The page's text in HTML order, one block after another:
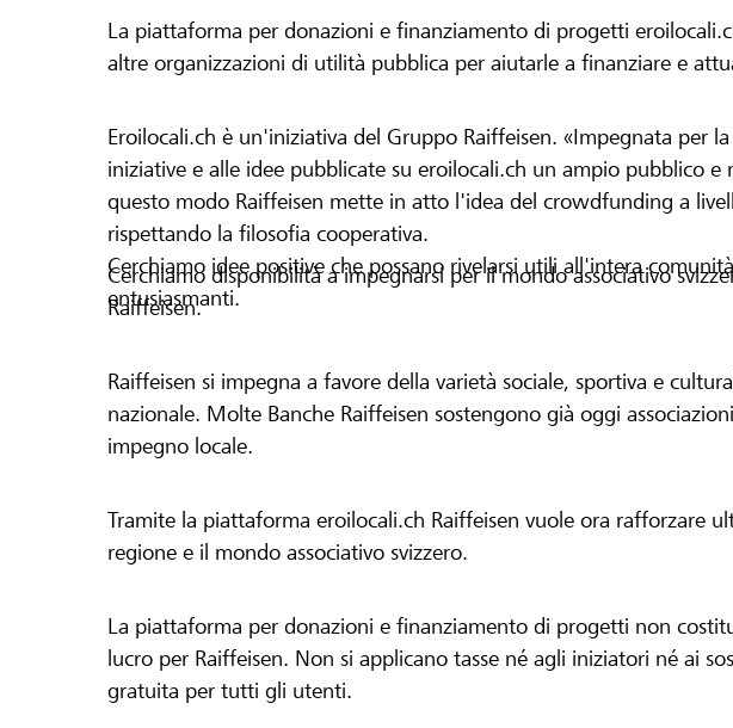
La piattaforma per donazioni e finanziamento di progetti
altre organizzazioni di utilità pubblica per aiutarle a finanziare e
Eroilocali.ch è un'iniziativa del Gruppo Raiffeisen. «Impegnata per
iniziative e alle idee pubblicate su eroilocali.ch un ampio pubblico e
questo modo Raiffeisen mette in atto l'idea del crowdfunding a
rispettando la filosofia cooperativa.
Cerchiamo idee positive che possano rivelarsi utili all'intera
entusiasmanti.
Cerchiamo disponibilità a impegnarsi per il mondo associativo
Raiffeisen.
Raiffeisen si impegna a favore della varietà sociale, sportiva e
nazionale. Molte Banche Raiffeisen sostengono già oggi
impegno locale.
Tramite la piattaforma eroilocali.ch Raiffeisen vuole ora rafforzare
regione e il mondo associativo svizzero.
La piattaforma per donazioni e finanziamento di progetti non
lucro per Raiffeisen. Non si applicano tasse né agli iniziatori né ai
gratuita per tutti gli utenti.